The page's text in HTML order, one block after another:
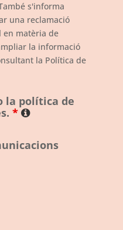
s'informa
una reclamació
en matèria de
la informació
la Política de
la política de
*